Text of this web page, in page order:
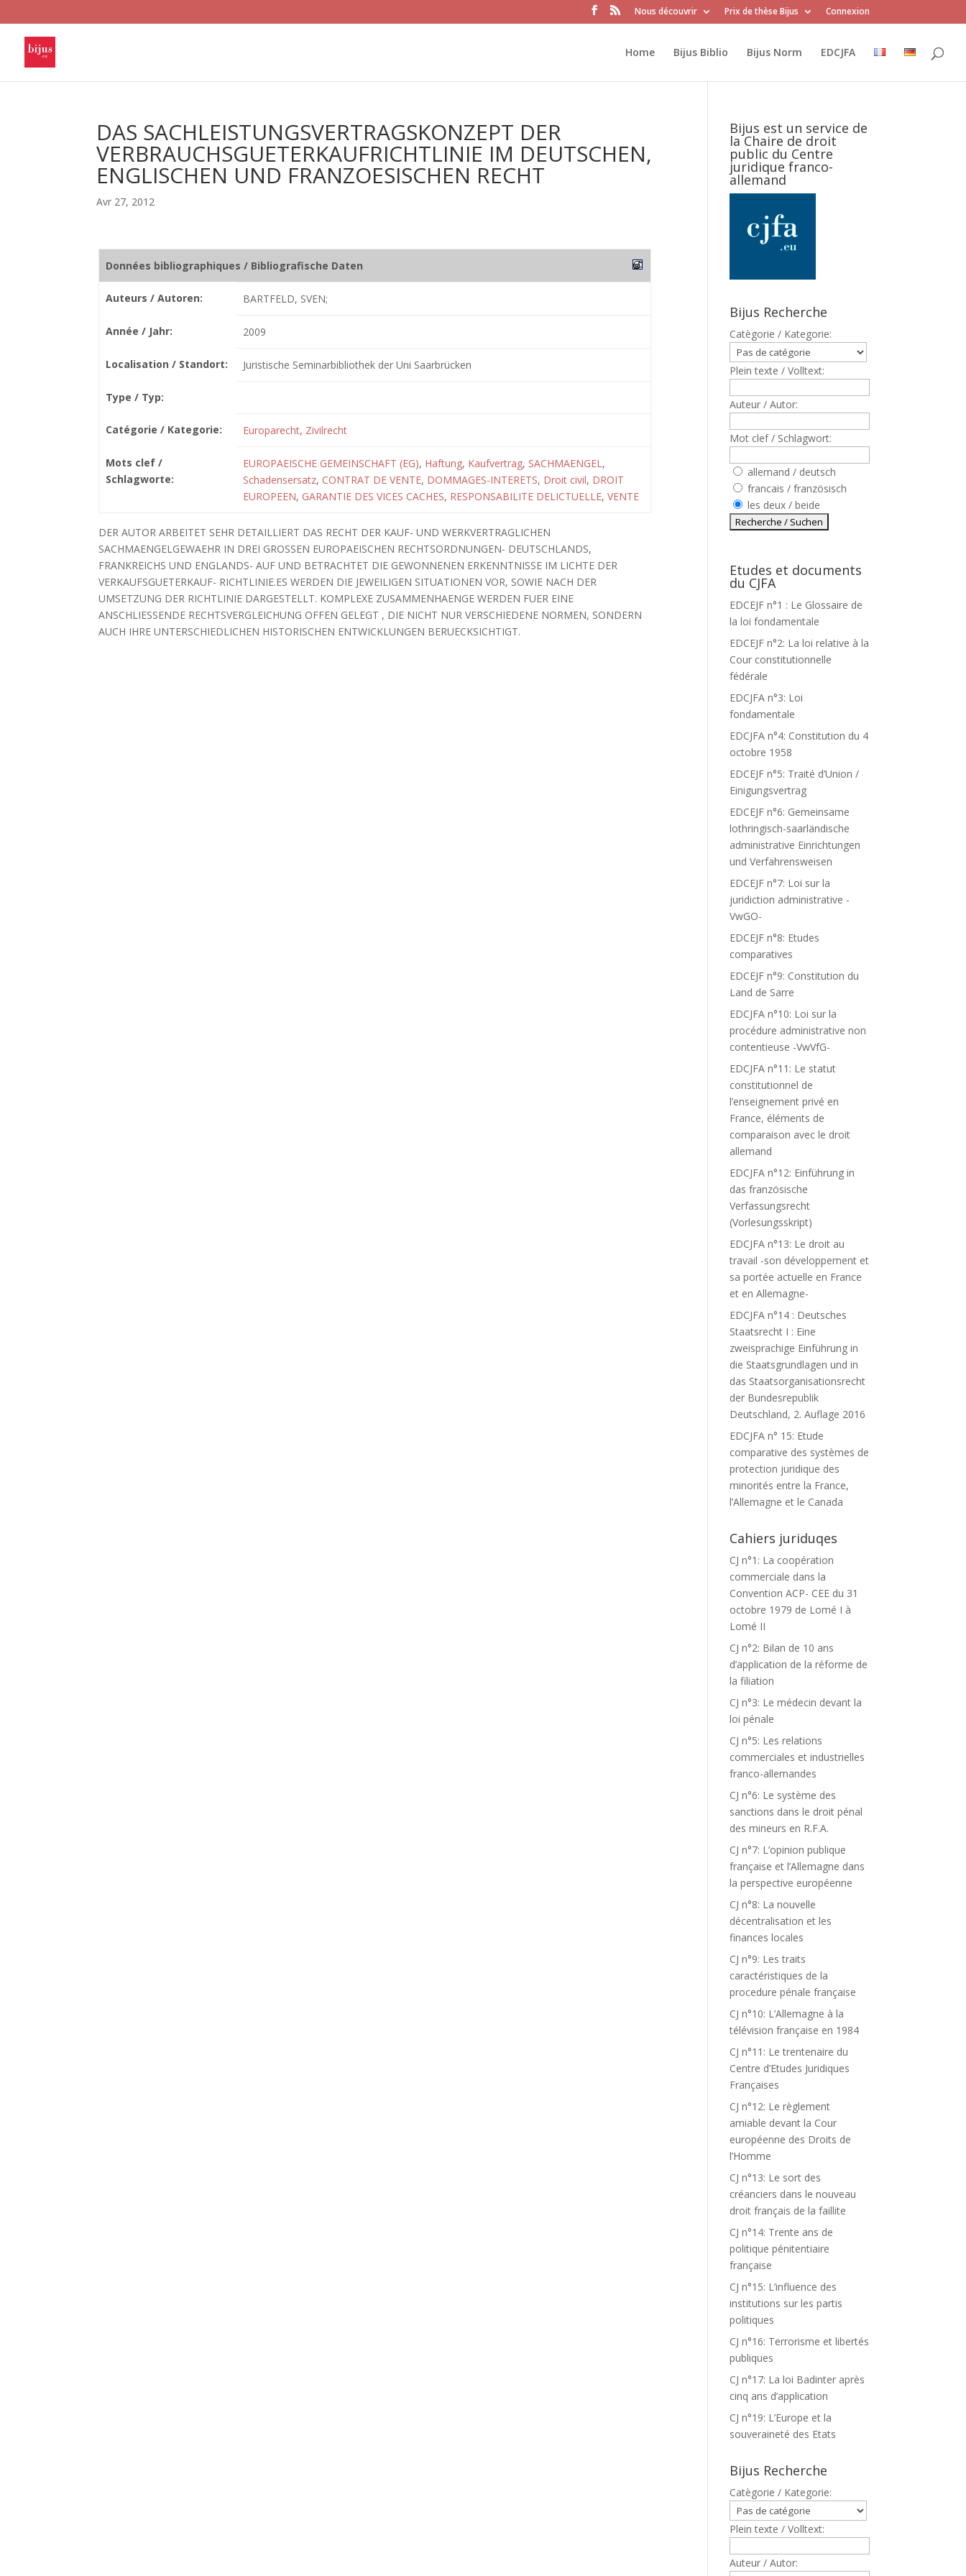
Nous découvrir Prix de thèse Bijus Connexion
Home Bijus Biblio Bijus Norm EDCJFA
DAS SACHLEISTUNGSVERTRAGSKONZEPT DER
VERBRAUCHSGUETERKAUFRICHTLINIE IM DEUTSCHEN,
ENGLISCHEN UND FRANZOESISCHEN RECHT
Avr 27, 2012
Données bibliographiques / Bibliografische Daten
Auteurs / Autoren: BARTFELD, SVEN;
Année / Jahr: 2009
Localisation / Standort: Juristische Seminarbibliothek der Uni Saarbrücken
Type / Typ:
Catégorie / Kategorie: Europarecht, Zivilrecht
Mots clef /
Schlagworte:
EUROPAEISCHE GEMEINSCHAFT (EG), Haftung, Kaufvertrag, SACHMAENGEL,
Schadensersatz, CONTRAT DE VENTE, DOMMAGES-INTERETS, Droit civil, DROIT
EUROPEEN, GARANTIE DES VICES CACHES, RESPONSABILITE DELICTUELLE, VENTE
DER AUTOR ARBEITET SEHR DETAILLIERT DAS RECHT DER KAUF- UND WERKVERTRAGLICHEN
SACHMAENGELGEWAEHR IN DREI GROSSEN EUROPAEISCHEN RECHTSORDNUNGEN- DEUTSCHLANDS,
FRANKREICHS UND ENGLANDS- AUF UND BETRACHTET DIE GEWONNENEN ERKENNTNISSE IM LICHTE DER
VERKAUFSGUETERKAUF- RICHTLINIE.ES WERDEN DIE JEWEILIGEN SITUATIONEN VOR, SOWIE NACH DER
UMSETZUNG DER RICHTLINIE DARGESTELLT. KOMPLEXE ZUSAMMENHAENGE WERDEN FUER EINE
ANSCHLIESSENDE RECHTSVERGLEICHUNG OFFEN GELEGT , DIE NICHT NUR VERSCHIEDENE NORMEN, SONDERN
AUCH IHRE UNTERSCHIEDLICHEN HISTORISCHEN ENTWICKLUNGEN BERUECKSICHTIGT.
Bijus est un service de
la Chaire de droit
public du Centre
juridique franco-
allemand
Bijus Recherche
Catègorie / Kategorie:
Plein texte / Volltext:
Auteur / Autor:
Mot clef / Schlagwort:
allemand / deutsch
francais / französisch
les deux / beide
Etudes et documents
du CJFA
EDCEJF n°1 : Le Glossaire de
la loi fondamentale
EDCEJF n°2: La loi relative à la
Cour constitutionnelle
fédérale
EDCJFA n°3: Loi
fondamentale
EDCJFA n°4: Constitution du 4
octobre 1958
EDCEJF n°5: Traité d’Union /
Einigungsvertrag
EDCEJF n°6: Gemeinsame
lothringisch-saarländische
administrative Einrichtungen
und Verfahrensweisen
EDCEJF n°7: Loi sur la
juridiction administrative -
VwGO-
EDCEJF n°8: Etudes
comparatives
EDCEJF n°9: Constitution du
Land de Sarre
EDCJFA n°10: Loi sur la
procédure administrative non
contentieuse -VwVfG-
EDCJFA n°11: Le statut
constitutionnel de
l’enseignement privé en
France, éléments de
comparaison avec le droit
allemand
EDCJFA n°12: Einführung in
das französische
Verfassungsrecht
(Vorlesungsskript)
EDCJFA n°13: Le droit au
travail -son développement et
sa portée actuelle en France
et en Allemagne-
EDCJFA n°14 : Deutsches
Staatsrecht I : Eine
zweisprachige Einführung in
die Staatsgrundlagen und in
das Staatsorganisationsrecht
der Bundesrepublik
Deutschland, 2. Auflage 2016
EDCJFA n° 15: Etude
comparative des systèmes de
protection juridique des
minorités entre la France,
l’Allemagne et le Canada
Cahiers juriduqes
CJ n°1: La coopération
commerciale dans la
Convention ACP- CEE du 31
octobre 1979 de Lomé I à
Lomé II
CJ n°2: Bilan de 10 ans
d’application de la réforme de
la filiation
CJ n°3: Le médecin devant la
loi pénale
CJ n°5: Les relations
commerciales et industrielles
franco-allemandes
CJ n°6: Le système des
sanctions dans le droit pénal
des mineurs en R.F.A.
CJ n°7: L’opinion publique
française et l’Allemagne dans
la perspective européenne
CJ n°8: La nouvelle
décentralisation et les
finances locales
CJ n°9: Les traits
caractéristiques de la
procedure pénale française
CJ n°10: L’Allemagne à la
télévision française en 1984
CJ n°11: Le trentenaire du
Centre d’Etudes Juridiques
Françaises
CJ n°12: Le règlement
amiable devant la Cour
européenne des Droits de
l’Homme
CJ n°13: Le sort des
créanciers dans le nouveau
droit français de la faillite
CJ n°14: Trente ans de
politique pénitentiaire
française
CJ n°15: L’influence des
institutions sur les partis
politiques
CJ n°16: Terrorisme et libertés
publiques
CJ n°17: La loi Badinter après
cinq ans d’application
CJ n°19: L’Europe et la
souveraineté des Etats
Bijus Recherche
Catègorie / Kategorie:
Plein texte / Volltext:
Auteur / Autor: